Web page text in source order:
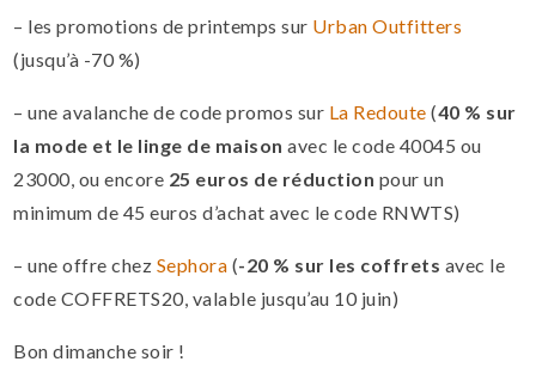
– les promotions de printemps sur Urban Outfitters
(jusqu’à -70 %)
– une avalanche de code promos sur La Redoute (40 % sur
la mode et le linge de maison avec le code 40045 ou
23000, ou encore 25 euros de réduction pour un
minimum de 45 euros d’achat avec le code RNWTS)
– une offre chez Sephora (-20 % sur les coffrets avec le
code COFFRETS20, valable jusqu’au 10 juin)
Bon dimanche soir !